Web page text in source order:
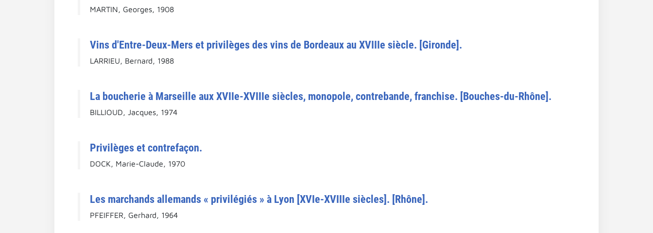
MARTIN, Georges, 1908
Vins d'Entre-Deux-Mers et privilèges des vins de Bordeaux au XVIIIe siècle. [Gironde].
LARRIEU, Bernard, 1988
La boucherie à Marseille aux XVIIe-XVIIIe siècles, monopole, contrebande, franchise. [Bouches-du-Rhône].
BILLIOUD, Jacques, 1974
Privilèges et contrefaçon.
DOCK, Marie-Claude, 1970
Les marchands allemands « privilégiés » à Lyon [XVIe-XVIIIe siècles]. [Rhône].
PFEIFFER, Gerhard, 1964